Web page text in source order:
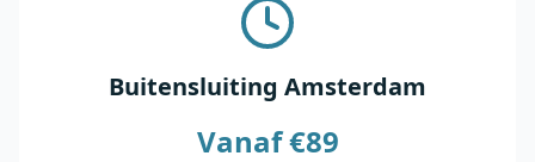
Buitensluiting Amsterdam
Vanaf €89